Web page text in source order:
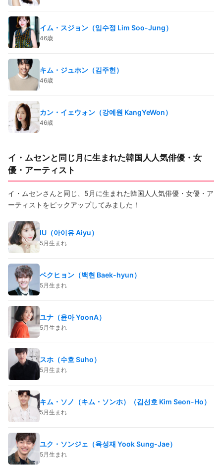
イム・スジョン（임수정 Lim Soo-Jung）
46歳
キム・ジュホン（김주헌）
46歳
カン・イェウォン（강예원 KangYeWon）
46歳
イ・ムセンと同じ月に生まれた韓国人人気俳優・女
優・アーティスト
イ・ムセンさんと同じ、5月に生まれた韓国人人気俳優・女優・ア
ーティストをピックアップしてみました！
IU（아이유 Aiyu）
5月生まれ
ベクヒョン（백현 Baek-hyun）
5月生まれ
ユナ（윤아 YoonA）
5月生まれ
スホ（수호 Suho）
5月生まれ
キム・ソノ（キム・ソンホ）（김선호 Kim Seon-Ho）
5月生まれ
ユク・ソンジェ（육성재 Yook Sung-Jae）
5月生まれ